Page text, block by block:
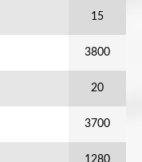
15
3800
20
3700
1280